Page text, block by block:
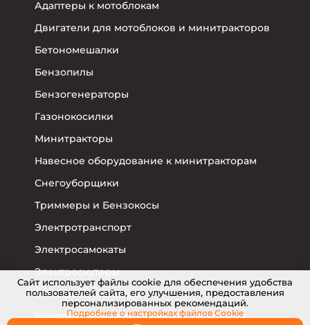
Адаптеры к мотоблокам
Двигатели для мотоблоков и минитракторов
Бетономешалки
Бензопилы
Бензогенераторы
Газонокосилки
Минитракторы
Навесное оборудование к минитракторам
Снегоуборщики
Триммеры и Бензокосы
Электротранспорт
Электросамокаты
Электроскутеры
Электровелосипеды
Комплектующие для электротранспорта
Cайт использует файлы cookie для обеспечения удобства
пользователей сайта, его улучшения, предоставления
персонализированных рекомендаций.
Подробнее о настройкахфайлов Cookie